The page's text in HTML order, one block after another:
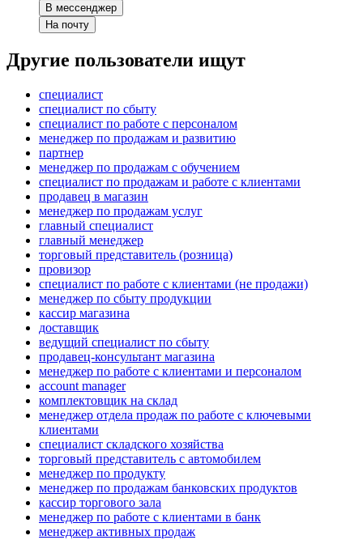
В мессенджер
На почту
Другие пользователи ищут
специалист
специалист по сбыту
специалист по работе с персоналом
менеджер по продажам и развитию
партнер
менеджер по продажам с обучением
специалист по продажам и работе с клиентами
продавец в магазин
менеджер по продажам услуг
главный специалист
главный менеджер
торговый представитель (розница)
провизор
специалист по работе с клиентами (не продажи)
менеджер по сбыту продукции
кассир магазина
доставщик
ведущий специалист по сбыту
продавец-консультант магазина
менеджер по работе с клиентами и персоналом
account manager
комплектовщик на склад
менеджер отдела продаж по работе с ключевыми
клиентами
специалист складского хозяйства
торговый представитель с автомобилем
менеджер по продукту
менеджер по продажам банковских продуктов
кассир торгового зала
менеджер по работе с клиентами в банк
менеджер активных продаж